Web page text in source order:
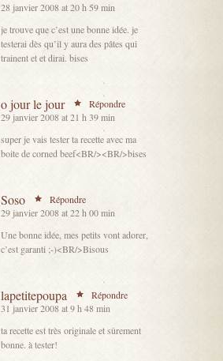
28 janvier 2008 at 20 h 59 min
je trouve que c’est une bonne idée. je
testerai dès qu’il y aura des pâtes qui
trainent et et dirai. bises
o jour le jour
Répondre
29 janvier 2008 at 21 h 39 min
super je vais tester ta recette avec ma
boite de corned beef<BR/><BR/>bises
Soso
Répondre
29 janvier 2008 at 22 h 00 min
Une bonne idée, mes petits vont adorer,
c’est garanti ;-)<BR/>Bisous
lapetitepoupa
Répondre
31 janvier 2008 at 9 h 48 min
ta recette est très originale et sûrement
bonne. à tester!